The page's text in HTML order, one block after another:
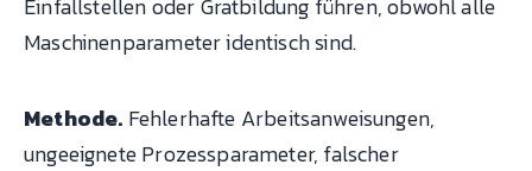
Einfallstellen oder Gratbildung führen, obwohl alle
Maschinenparameter identisch sind.
Methode. Fehlerhafte Arbeitsanweisungen,
ungeeignete Prozessparameter, falscher